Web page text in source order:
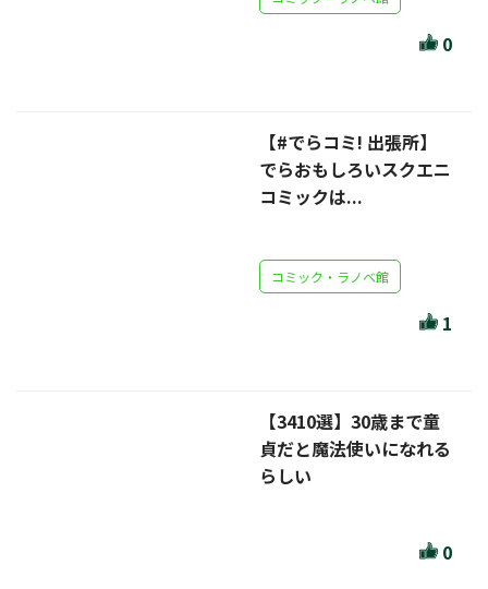
ほんとのであいのおてつだい
三洋堂サイト会員が選ぶおすすめ本
0
【#でらコミ! 出張所】
でらおもしろいスクエニ
コミックは...
コミック・ラノベ館
1
【3410選】30歳まで童
貞だと魔法使いになれる
らしい
0